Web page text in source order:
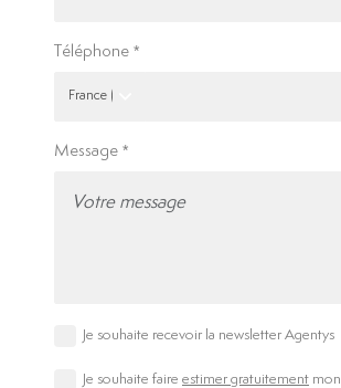
Téléphone
Message
Je souhaite recevoir la newsletter Agentys
Je souhaite faire estimer gratuitement